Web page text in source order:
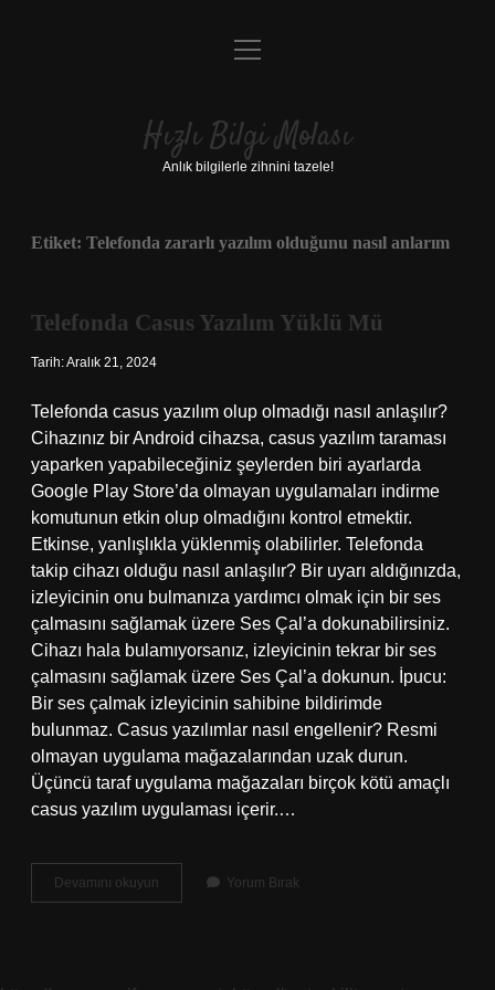
Anasayfa
Yasal Uyarı
menüyü
Hızlı Bilgi Molası
Anlık bilgilerle zihnini tazele!
Etiket: Telefonda zararlı yazılım olduğunu nasıl anlarım
Telefonda Casus Yazılım Yüklü Mü
Tarih: Aralık 21, 2024
Telefonda casus yazılım olup olmadığı nasıl anlaşılır?
Cihazınız bir Android cihazsa, casus yazılım taraması
yaparken yapabileceğiniz şeylerden biri ayarlarda
Google Play Store’da olmayan uygulamaları indirme
komutunun etkin olup olmadığını kontrol etmektir.
Etkinse, yanlışlıkla yüklenmiş olabilirler. Telefonda
takip cihazı olduğu nasıl anlaşılır? Bir uyarı aldığınızda,
izleyicinin onu bulmanıza yardımcı olmak için bir ses
çalmasını sağlamak üzere Ses Çal’a dokunabilirsiniz.
Cihazı hala bulamıyorsanız, izleyicinin tekrar bir ses
çalmasını sağlamak üzere Ses Çal’a dokunun. İpucu:
Bir ses çalmak izleyicinin sahibine bildirimde
bulunmaz. Casus yazılımlar nasıl engellenir? Resmi
olmayan uygulama mağazalarından uzak durun.
Üçüncü taraf uygulama mağazaları birçok kötü amaçlı
casus yazılım uygulaması içerir.…
Devamını okuyun Telefonda
Casus
Yorum Bırak